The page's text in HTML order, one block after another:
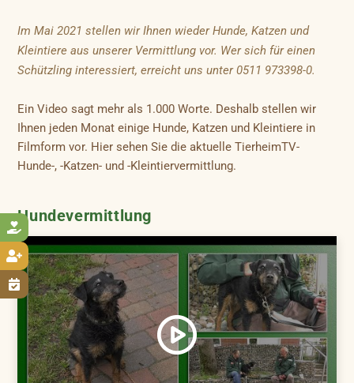



Im Mai 2021 stellen wir Ihnen wieder Hunde, Katzen und
Kleintiere aus unserer Vermittlung vor. Wer sich für einen
Schützling interessiert, erreicht uns unter 0511 973398-0.
Ein Video sagt mehr als 1.000 Worte. Deshalb stellen wir
Ihnen jeden Monat einige Hunde, Katzen und Kleintiere in
Filmform vor. Hier sehen Sie die aktuelle TierheimTV-
Hunde-, -Katzen- und -Kleintiervermittlung.
Hundevermittlung